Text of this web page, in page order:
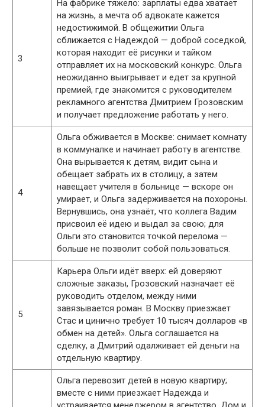
3
На фабрике тяжело: зарплаты едва хватает
на жизнь, а мечта об адвокате кажется
недостижимой. В общежитии Ольга
сближается с Надеждой — доброй соседкой,
которая находит её рисунки и тайком
отправляет их на московский конкурс. Ольга
неожиданно выигрывает и едет за крупной
премией, где знакомится с руководителем
рекламного агентства Дмитрием Грозовским
и получает предложение работать у него.
4
Ольга обживается в Москве: снимает комнату
в коммуналке и начинает работу в агентстве.
Она вырывается к детям, видит сына и
обещает забрать их в столицу, а затем
навещает учителя в больнице — вскоре он
умирает, и Ольга задерживается на похороны.
Вернувшись, она узнаёт, что коллега Вадим
присвоил её идею и выдал за свою; для
Ольги это становится точкой перелома —
больше не позволит собой пользоваться.
5
Карьера Ольги идёт вверх: ей доверяют
сложные заказы, Грозовский назначает её
руководить отделом, между ними
завязывается роман. В Москву приезжает
Стас и цинично требует 10 тысяч долларов «в
обмен на детей». Ольга соглашается на
сделку, а Дмитрий одалживает ей деньги на
отдельную квартиру.
Ольга перевозит детей в новую квартиру;
вместе с ними приезжает Надежда и